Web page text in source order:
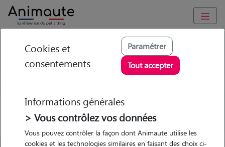
GARDE ANIMAUX à Saint-Victoret : Garde chien et chat en
famille ou à domicile, visites et promenades
Trouvez une garde animaux à
Saint-Victoret
Parmi nos 2 pet-sitters à Saint-
Victoret
Cookies et
consentements
Paramétrer
Tout accepter
Informations générales
> Vous contrôlez vos données
Vous pouvez contrôler la façon dont Animaute utilise les
cookies et les technologies similaires en faisant des choix ci-